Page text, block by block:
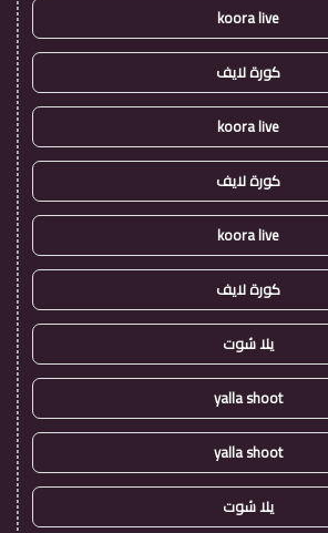
koora live
كورة لايف
koora live
كورة لايف
koora live
كورة لايف
يلا شوت
yalla shoot
yalla shoot
يلا شوت